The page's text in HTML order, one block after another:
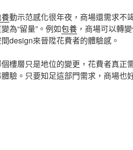
動示范感化很年夜，商場還需求不
為“留量”。例如包養 ，商場可以轉
design來晉陞花費者的體驗感。
樓層只是地位的變更，花費者真正
驗。只要知足這部門需求，商場也